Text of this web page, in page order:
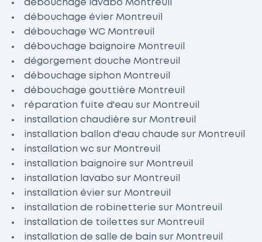
débouchage lavabo Montreuil
débouchage évier Montreuil
débouchage WC Montreuil
débouchage baignoire Montreuil
dégorgement douche Montreuil
débouchage siphon Montreuil
débouchage gouttière Montreuil
réparation fuite d'eau sur Montreuil
installation chaudière sur Montreuil
installation ballon d'eau chaude sur Montreuil
installation wc sur Montreuil
installation baignoire sur Montreuil
installation lavabo sur Montreuil
installation évier sur Montreuil
installation de robinetterie sur Montreuil
installation de toilettes sur Montreuil
installation de salle de bain sur Montreuil